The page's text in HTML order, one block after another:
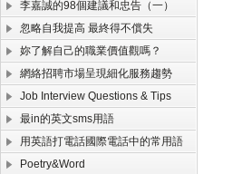
李嘉誠的98個建議和忠告（一）
忽略自我提高 最終得不償失
妳了解自己的職業價值觀嗎？
網絡招聘市場呈現細化服務趨勢
Job Interview Questions & Tips
最in的英文sms用語
用英語打電話國際電話中的常用語
Poetry&Word